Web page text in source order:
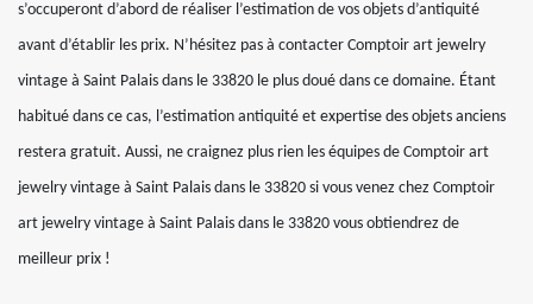
s’occuperont d’abord de réaliser l’estimation de vos objets d’antiquité
avant d’établir les prix. N’hésitez pas à contacter Comptoir art jewelry
vintage à Saint Palais dans le 33820 le plus doué dans ce domaine. Étant
habitué dans ce cas, l’estimation antiquité et expertise des objets anciens
restera gratuit. Aussi, ne craignez plus rien les équipes de Comptoir art
jewelry vintage à Saint Palais dans le 33820 si vous venez chez Comptoir
art jewelry vintage à Saint Palais dans le 33820 vous obtiendrez de
meilleur prix !